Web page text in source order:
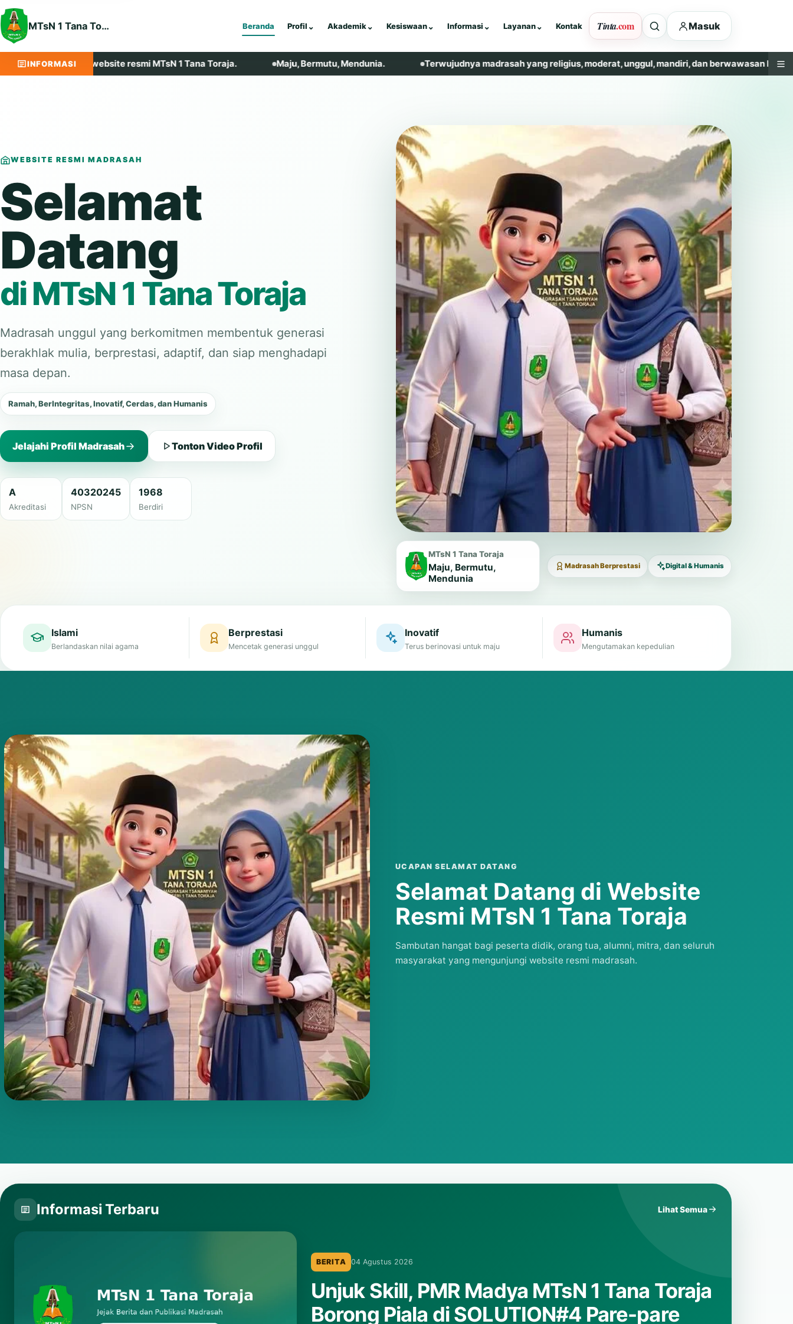
INFORMASI
di website resmi MTsN 1 Tana Toraja. Maju, Bermutu, Mendunia. Terwujudnya madrasah yang religius, moderat, unggul, mandiri, dan berwawasan lingkungan.
MTsN 1 Tana Toraja Beranda Profil ⌄ Akademik⌄ Kesiswaan⌄ Informasi ⌄ Layanan⌄ Kontak Tinta.com Masuk
WEBSITE RESMI MADRASAH
Selamat
Datang
di MTsN 1 Tana Toraja
Madrasah unggul yang berkomitmen membentuk generasi
berakhlak mulia, berprestasi, adaptif, dan siap menghadapi
masa depan.
Ramah, BerIntegritas, Inovatif, Cerdas, dan Humanis
Jelajahi Profil Madrasah Tonton Video Profil
A
Akreditasi
40320245
NPSN
1968
Berdiri
MTsN 1 Tana Toraja
Maju, Bermutu,
Mendunia
Madrasah Berprestasi Digital & Humanis
Islami
Berlandaskan nilai agama
Berprestasi
Mencetak generasi unggul
Inovatif
Terus berinovasi untuk maju
Humanis
Mengutamakan kepedulian
UCAPAN SELAMAT DATANG
Selamat Datang di Website
Resmi MTsN 1 Tana Toraja
Sambutan hangat bagi peserta didik, orang tua, alumni, mitra, dan seluruh
masyarakat yang mengunjungi website resmi madrasah.
Informasi Terbaru Lihat Semua
Pengumuman Hasil Lomba Ceramah
Laporan hasil lomba ceramah PORSENDA MTsN 1 Tana Toraja.
Baca selengkapnya